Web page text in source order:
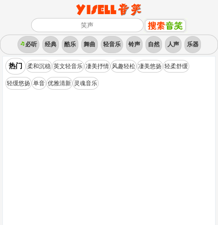
必听 经典 酷乐 舞曲 轻音乐 铃声 自然 人声 乐器
热门 柔和沉稳 英文轻音乐 凄美抒情 风趣轻松 凄美悠扬 轻柔舒缓
轻缓悠扬 单音 优雅清新 灵魂音乐